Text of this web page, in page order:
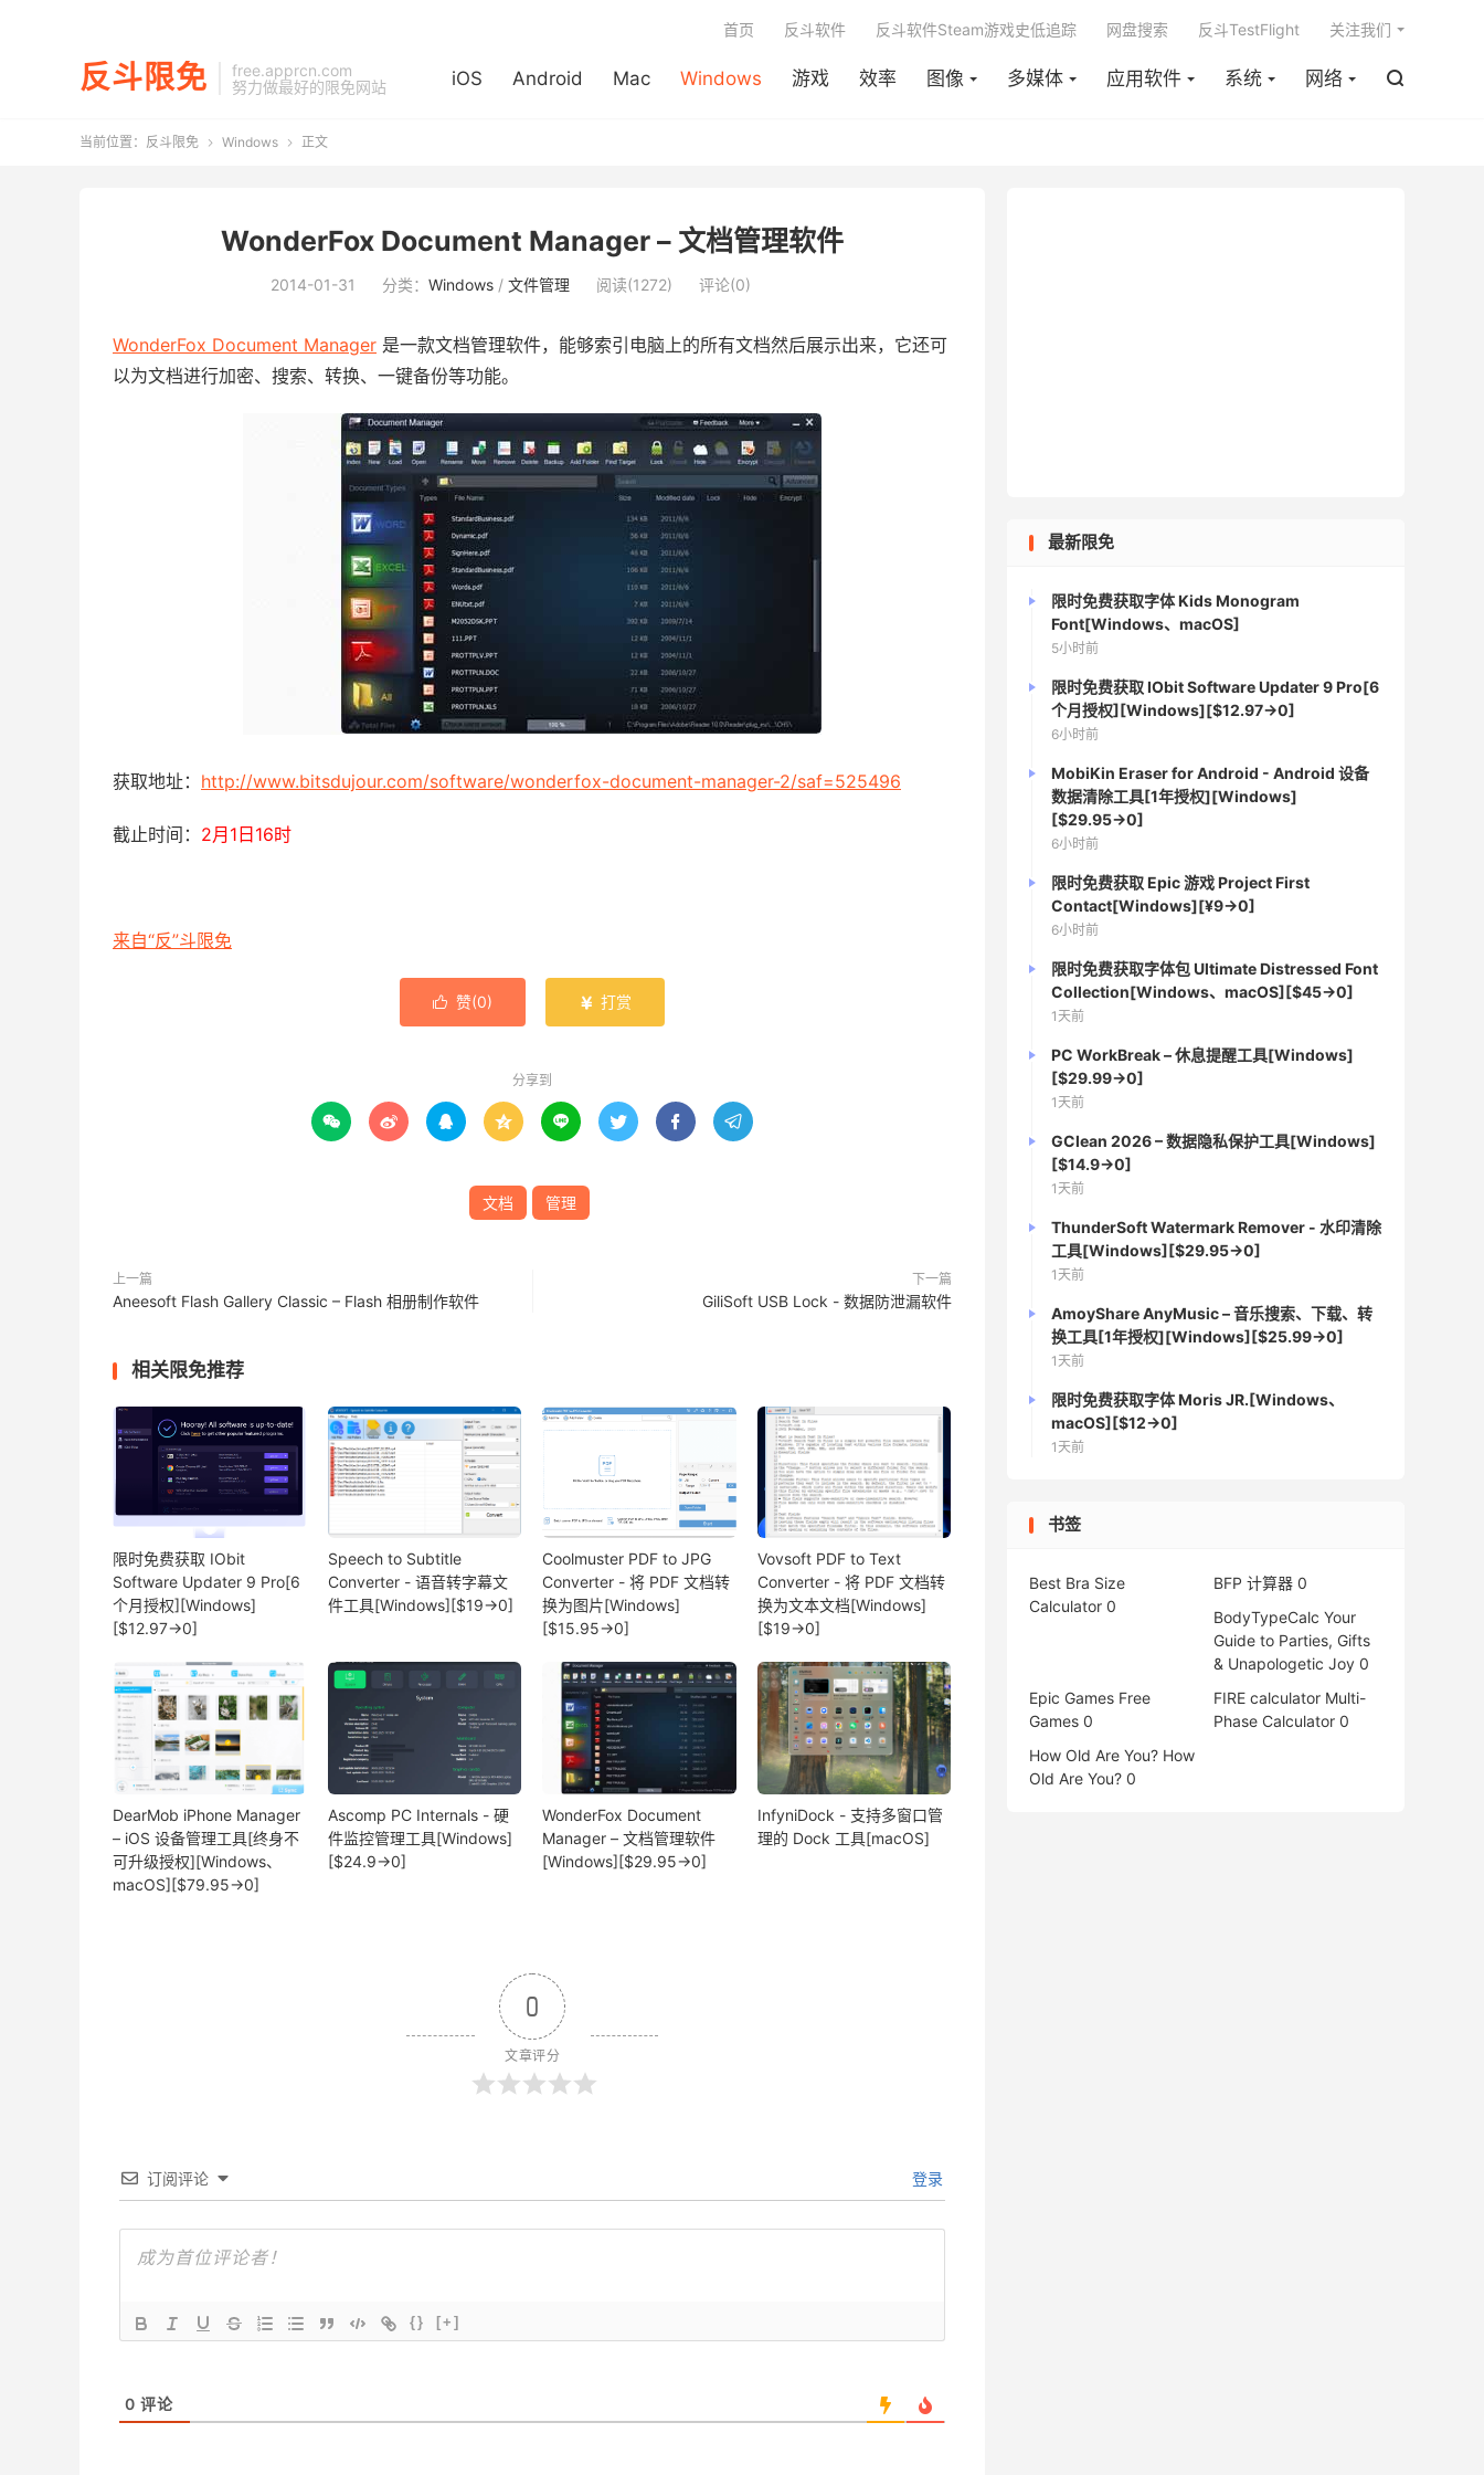
反斗限免
free.apprcn.com
努力做最好的限免网站
iOS Android Mac Windows 游戏 效率 图像 多媒体 应用软件 系统 网络 
首页 反斗软件 反斗软件Steam游戏史低追踪 网盘搜索 反斗TestFlight 关注我们
当前位置： 反斗限免  Windows  正文
WonderFox Document Manager – 文档管理软件
2014-01-31 分类： Windows/ 文件管理 阅读(1272) 评论(0)
WonderFox Document Manager 是一款文档管理软件，能够索引电脑上的所有文档然后展示出来，它还可
以为文档进行加密、搜索、转换、一键备份等功能。
获取地址： http://www.bitsdujour.com/software/wonderfox-document-manager-2/saf=525496
截止时间： 2月1日16时
来自“反”斗限免
 赞(0)  打赏
分享到
       
文档 管理
上一篇
Aneesoft Flash Gallery Classic – Flash 相册制作软件
下一篇
GiliSoft USB Lock - 数据防泄漏软件
相关限免推荐
限时免费获取 IObit
Software Updater 9 Pro[6
个月授权][Windows]
[$12.97→0]
Speech to Subtitle
Converter - 语音转字幕文
件工具[Windows][$19→0]
Coolmuster PDF to JPG
Converter - 将 PDF 文档转
换为图片[Windows]
[$15.95→0]
Vovsoft PDF to Text
Converter - 将 PDF 文档转
换为文本文档[Windows]
[$19→0]
DearMob iPhone Manager
– iOS 设备管理工具[终身不
可升级授权][Windows、
macOS][$79.95→0]
Ascomp PC Internals - 硬
件监控管理工具[Windows]
[$24.9→0]
WonderFox Document
Manager – 文档管理软件
[Windows][$29.95→0]
InfyniDock - 支持多窗口管
理的 Dock 工具[macOS]
0
文章评分
订阅评论 登录
{} [+]
0 评论
最新限免
限时免费获取字体 Kids Monogram
Font[Windows、macOS]
5小时前
限时免费获取 IObit Software Updater 9 Pro[6
个月授权][Windows][$12.97→0]
6小时前
MobiKin Eraser for Android - Android 设备
数据清除工具[1年授权][Windows]
[$29.95→0]
6小时前
限时免费获取 Epic 游戏 Project First
Contact[Windows][¥9→0]
6小时前
限时免费获取字体包 Ultimate Distressed Font
Collection[Windows、macOS][$45→0]
1天前
PC WorkBreak – 休息提醒工具[Windows]
[$29.99→0]
1天前
GClean 2026 – 数据隐私保护工具[Windows]
[$14.9→0]
1天前
ThunderSoft Watermark Remover - 水印清除
工具[Windows][$29.95→0]
1天前
AmoyShare AnyMusic – 音乐搜索、下载、转
换工具[1年授权][Windows][$25.99→0]
1天前
限时免费获取字体 Moris JR.[Windows、
macOS][$12→0]
1天前
书签
Best Bra Size
Calculator 0
BFP 计算器 0
BodyTypeCalc Your
Guide to Parties, Gifts
& Unapologetic Joy 0
Epic Games Free
Games 0
FIRE calculator Multi-
Phase Calculator 0
How Old Are You? How
Old Are You? 0